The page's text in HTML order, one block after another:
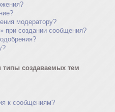
модератору?
при создании сообщения?
создаваемых тем
к сообщениям?